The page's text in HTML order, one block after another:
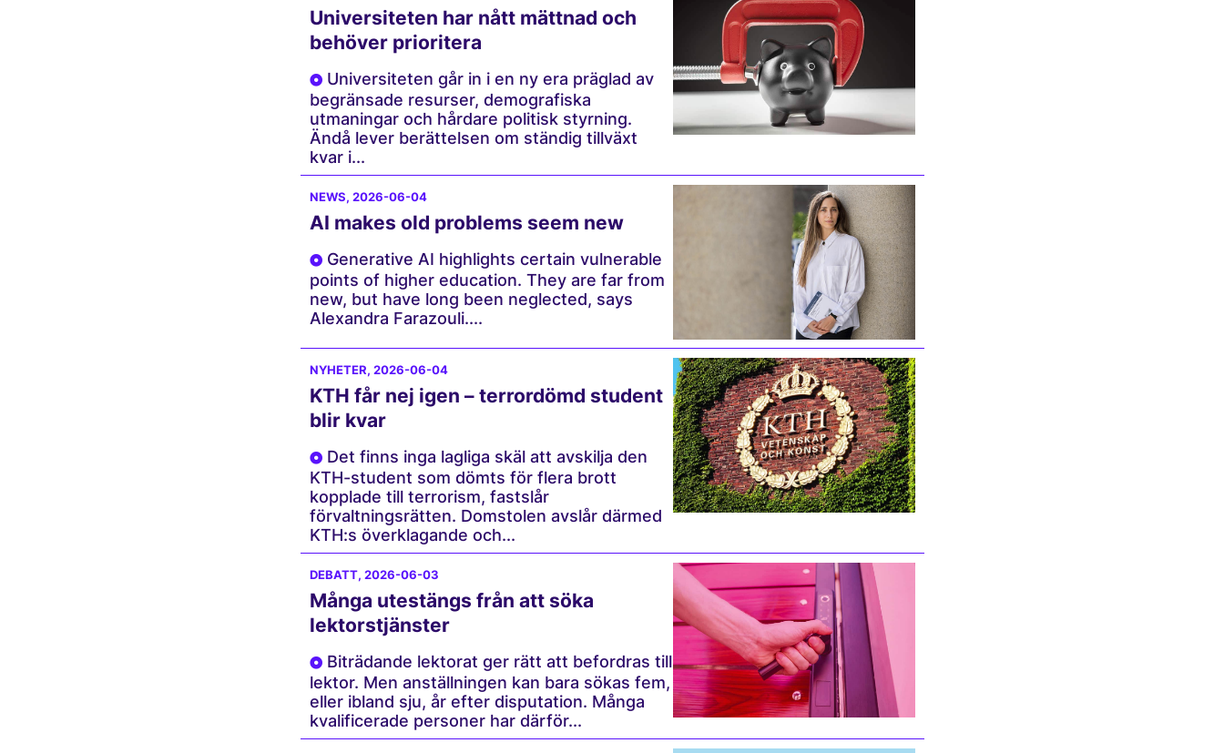
Universiteten har nått mättnad och
behöver prioritera
Universiteten går in i en ny era präglad av
begränsade resurser, demografiska
utmaningar och hårdare politisk styrning.
Ändå lever berättelsen om ständig tillväxt
kvar i...
NEWS, 2026-06-04
AI makes old problems seem new
Generative AI highlights certain vulnerable
points of higher education. They are far from
new, but have long been neglected, says
Alexandra Farazouli....
NYHETER, 2026-06-04
KTH får nej igen – terrordömd student
blir kvar
Det finns inga lagliga skäl att avskilja den
KTH-student som dömts för flera brott
kopplade till terrorism, fastslår
förvaltningsrätten. Domstolen avslår därmed
KTH:s överklagande och...
DEBATT, 2026-06-03
Många utestängs från att söka
lektorstjänster
Biträdande lektorat ger rätt att befordras till
lektor. Men anställningen kan bara sökas fem,
eller ibland sju, år efter disputation. Många
kvalificerade personer har därför...